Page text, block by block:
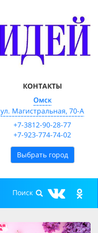
КОНТАКТЫ
Омск
ул. Магистральная, 70-А
+7-3812-90-28-77
+7-923-774-74-02
Выбрать город